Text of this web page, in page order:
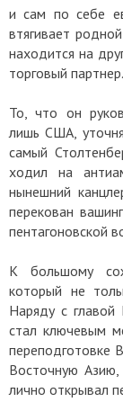
и сам по себе
втягивает
находится на
торговый партнер.
То, что он
лишь США,
самый
ходил на
нынешний
перекован
пентагоновской
К большому
который не
Наряду с
стал ключевым
переподготовке
Восточную
лично открывал